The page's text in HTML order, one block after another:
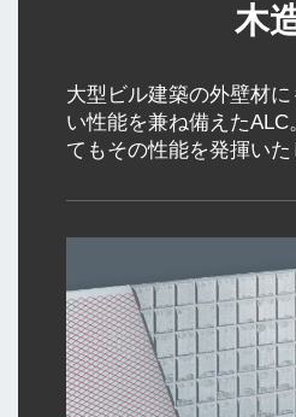
木
大型ビル建築の外壁材
い性能を兼ね備えた
てもその性能を発揮いた